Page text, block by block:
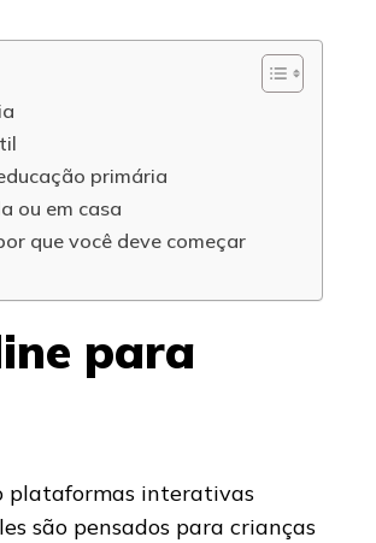
primária
ou em casa
que você deve começar
para
plataformas interativas
são pensados para crianças